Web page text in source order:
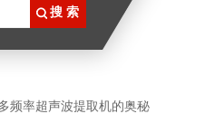
频率超声波提取机的奥秘